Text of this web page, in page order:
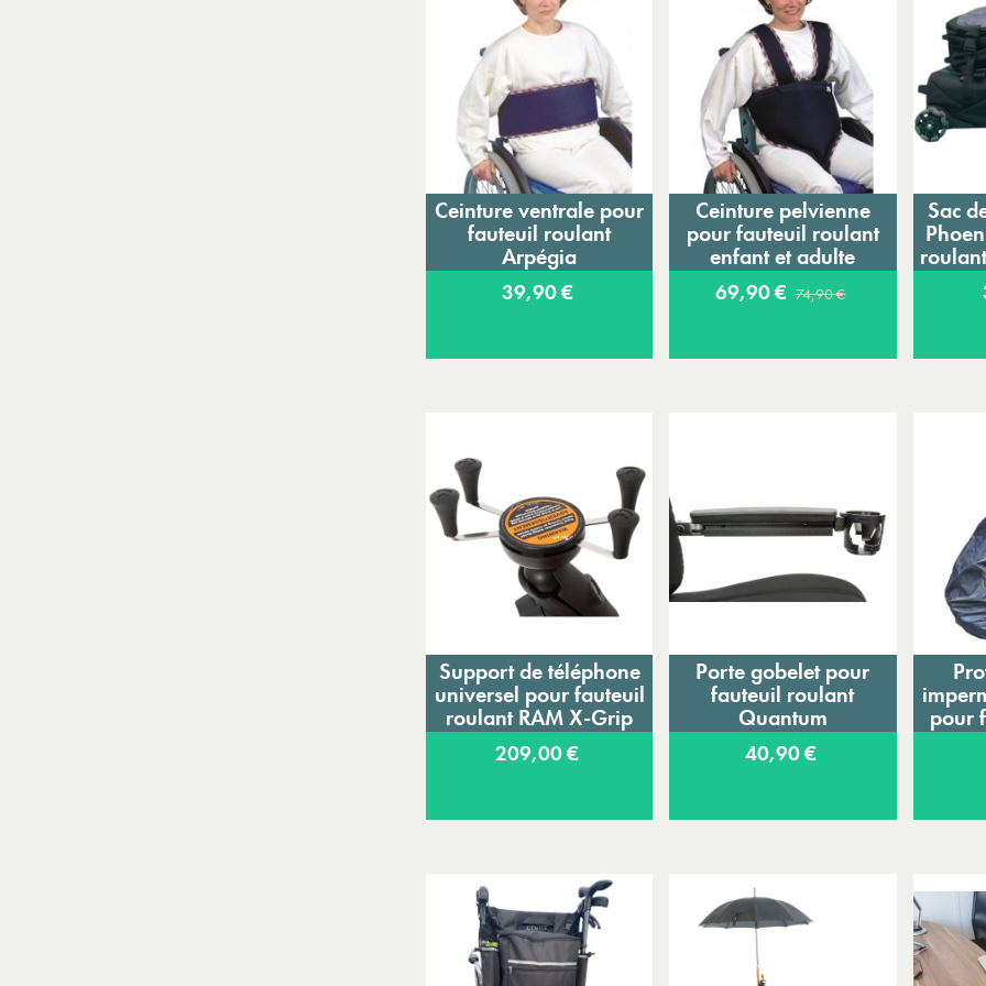
Ajouter au panier
Ceinture ventrale pour
fauteuil roulant
Arpégia
39,90 €
Ajouter au panier
Ceinture pelvienne
pour fauteuil roulant
enfant et adulte
Arpégia
69,90 € 74,90 €
Sac
Ajouter au panier
Support de téléphone
universel pour fauteuil
roulant RAM X-Grip
209,00 €
Ajouter au panier
Porte gobelet pour
fauteuil roulant
Quantum
40,90 €
pour